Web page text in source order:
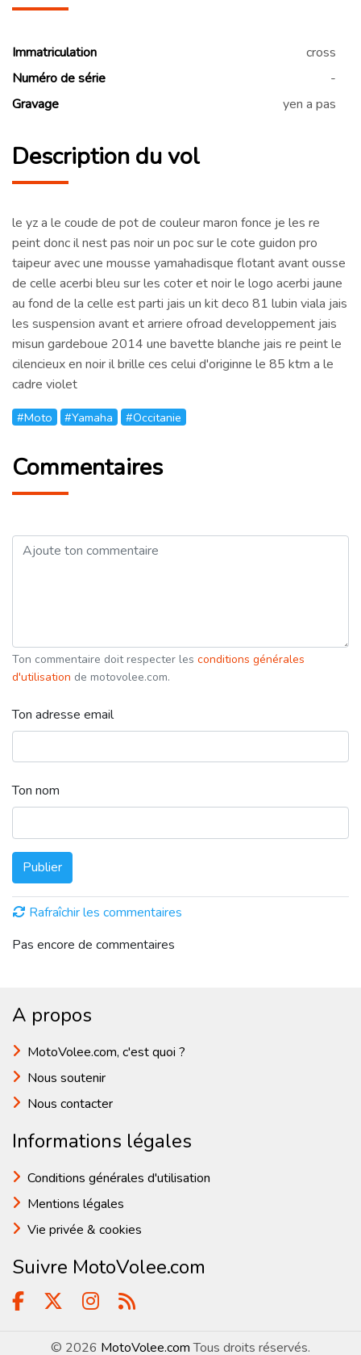
Immatriculation
cross
Numéro de série
-
Gravage
yen a pas
Description du vol
le yz a le coude de pot de couleur maron fonce je les re
peint donc il nest pas noir un poc sur le cote guidon pro
taipeur avec une mousse yamahadisque flotant avant ousse
de celle acerbi bleu sur les coter et noir le logo acerbi jaune
au fond de la celle est parti jais un kit deco 81 lubin viala jais
les suspension avant et arriere ofroad developpement jais
misun gardeboue 2014 une bavette blanche jais re peint le
cilencieux en noir il brille ces celui d'originne le 85 ktm a le
cadre violet
#Moto #Yamaha #Occitanie
Commentaires
Ton commentaire doit respecter les conditions générales
d'utilisation de motovolee.com.
Ton adresse email
Ton nom
Publier
Rafraîchir les commentaires
Pas encore de commentaires
A propos
MotoVolee.com, c'est quoi ?
Nous soutenir
Nous contacter
Informations légales
Conditions générales d'utilisation
Mentions légales
Vie privée & cookies
Suivre MotoVolee.com
© 2026 MotoVolee.comTous droits réservés.